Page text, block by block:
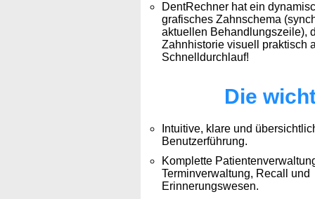
DentRechner hat ein
grafisches Zahnschema
aktuellen Behandlungszeile),
Zahnhistorie visuell praktisch
Schnelldurchlauf!
Die
Intuitive, klare und
Benutzerführung.
Komplette
Terminverwaltung, Recall und
Erinnerungswesen.